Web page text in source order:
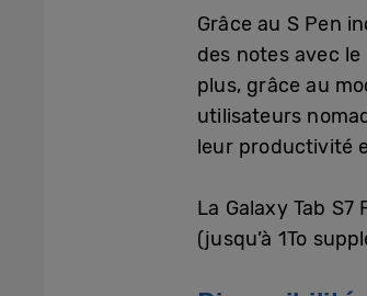
Grâce au S Pen
des notes avec
plus, grâce au
utilisateurs
leur productivité
La Galaxy Tab
(jusqu’à 1To